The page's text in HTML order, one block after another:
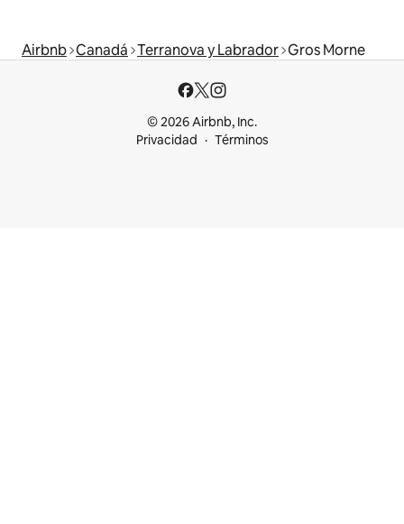
Airbnb Canadá Terranova y Labrador Gros Morne
© 2026 Airbnb, Inc.
Privacidad
Términos